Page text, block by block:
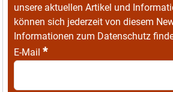
unsere aktuellen Artikel und
können sich jederzeit von diesem
Informationen zum Datenschutz
E-Mail *